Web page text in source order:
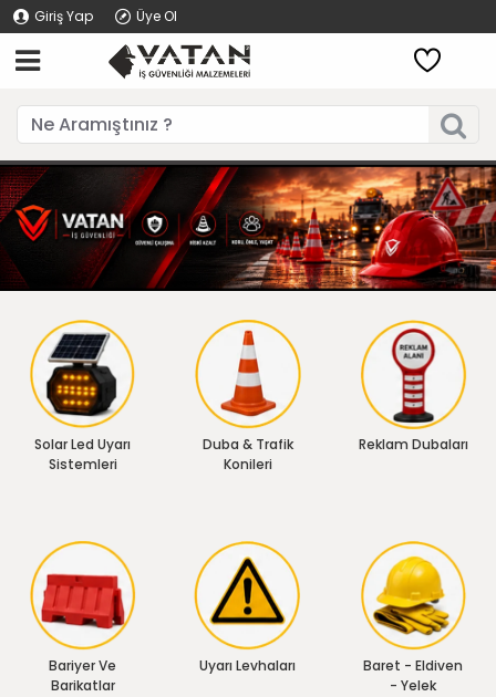
Giriş Yap Üye Ol
Solar Led Uyarı
Sistemleri
Duba & Trafik
Konileri
Reklam Dubaları
Bariyer Ve
Barikatlar
Uyarı Levhaları
Baret - Eldiven
- Yelek